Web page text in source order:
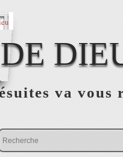
va vous